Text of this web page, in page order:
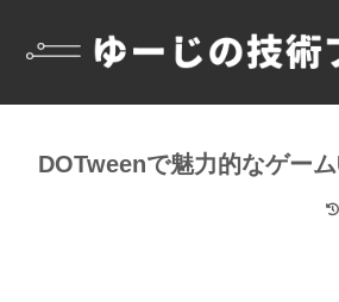
DOTweenで魅力的なゲー